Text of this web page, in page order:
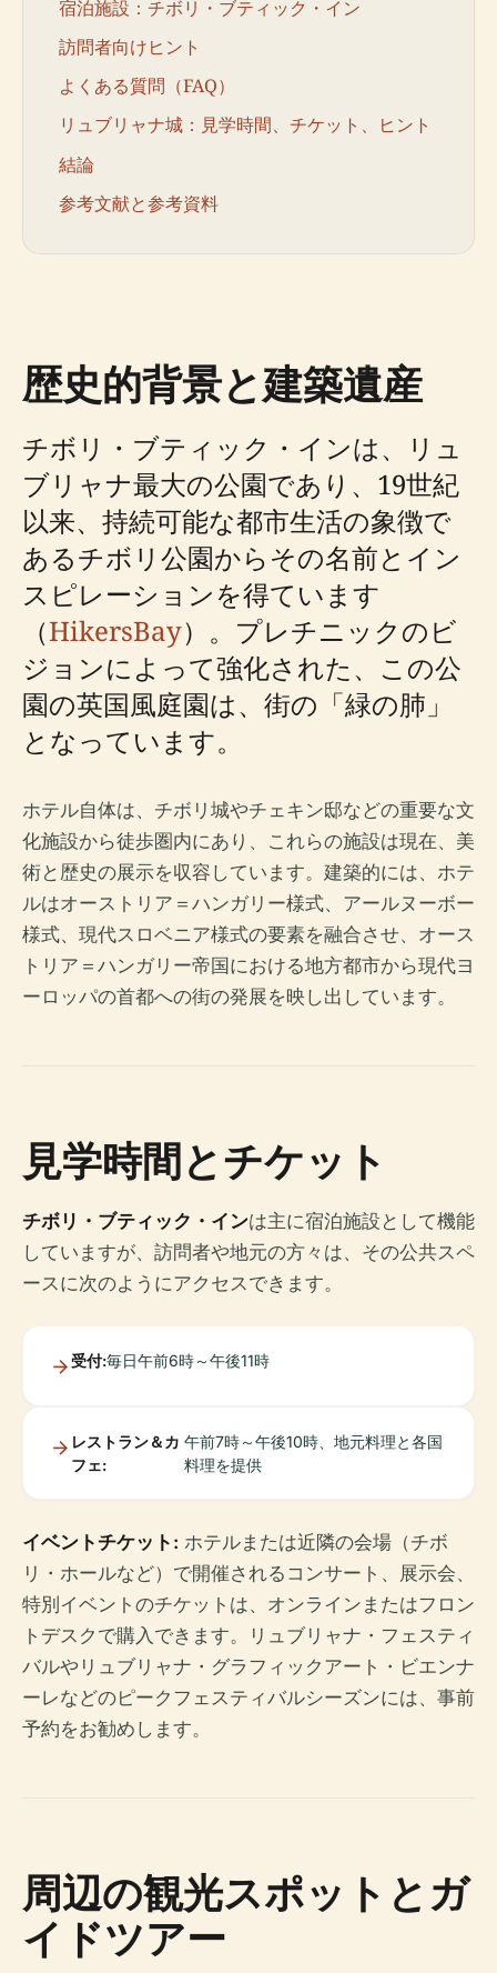
宿泊施設：チボリ・ブティック・イン
訪問者向けヒント
よくある質問（FAQ）
リュブリャナ城：見学時間、チケット、ヒント
結論
参考文献と参考資料
歴史的背景と建築遺産
チボリ・ブティック・インは、リュ
ブリャナ最大の公園であり、19世紀
以来、持続可能な都市生活の象徴で
あるチボリ公園からその名前とイン
スピレーションを得ています
（HikersBay）。プレチニックのビ
ジョンによって強化された、この公
園の英国風庭園は、街の「緑の肺」
となっています。
ホテル自体は、チボリ城やチェキン邸などの重要な文
化施設から徒歩圏内にあり、これらの施設は現在、美
術と歴史の展示を収容しています。建築的には、ホテ
ルはオーストリア＝ハンガリー様式、アールヌーボー
様式、現代スロベニア様式の要素を融合させ、オース
トリア＝ハンガリー帝国における地方都市から現代ヨ
ーロッパの首都への街の発展を映し出しています。
見学時間とチケット
チボリ・ブティック・インは主に宿泊施設として機能
していますが、訪問者や地元の方々は、その公共スペ
ースに次のようにアクセスできます。
受付:毎日午前6時～午後11時
レストラン＆カ
フェ:
午前7時～午後10時、地元料理と各国
料理を提供
イベントチケット: ホテルまたは近隣の会場（チボ
リ・ホールなど）で開催されるコンサート、展示会、
特別イベントのチケットは、オンラインまたはフロン
トデスクで購入できます。リュブリャナ・フェスティ
バルやリュブリャナ・グラフィックアート・ビエンナ
ーレなどのピークフェスティバルシーズンには、事前
予約をお勧めします。
周辺の観光スポットとガ
イドツアー